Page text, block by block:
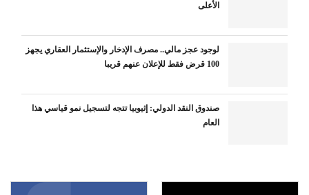
الأعلى
لوجود عجز مالي.. مصرف الإدخار والإستثمار العقاري يجهز
100 قرض فقط للإعلان عنهم قريبا
صندوق النقد الدولي: إثيوبيا تتجه لتسجيل نمو قياسي هذا
العام